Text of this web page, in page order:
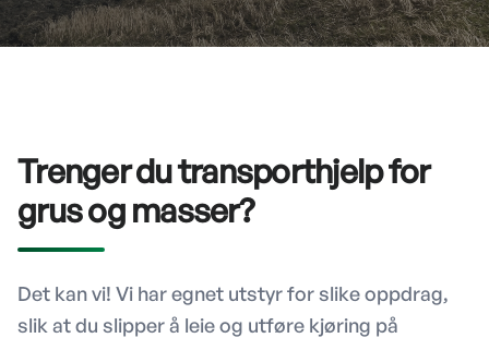
Trenger du transporthjelp for
grus og masser?
Det kan vi! Vi har egnet utstyr for slike oppdrag,
slik at du slipper å leie og utføre kjøring på